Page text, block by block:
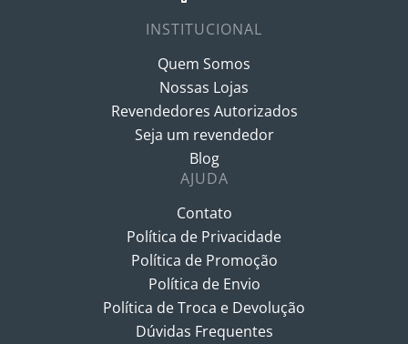
INSTITUCIONAL
Quem Somos
Nossas Lojas
Revendedores Autorizados
Seja um revendedor
Blog
AJUDA
Contato
Política de Privacidade
Política de Promoção
Política de Envio
Política de Troca e Devolução
Dúvidas Frequentes